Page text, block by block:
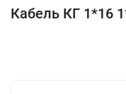
Кабель КГ 1*16